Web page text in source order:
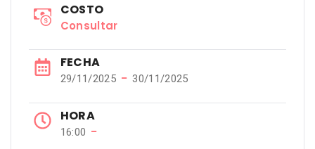
COSTO
Consultar
FECHA
29/11/2025 − 30/11/2025
HORA
16:00 −